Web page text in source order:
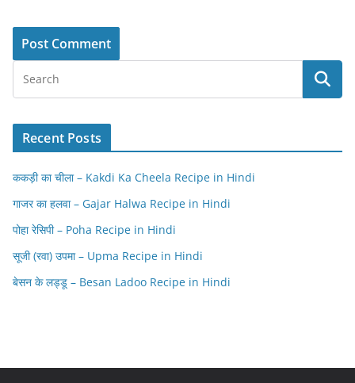
Recent Posts
ककड़ी का चीला – Kakdi Ka Cheela Recipe in Hindi
गाजर का हलवा – Gajar Halwa Recipe in Hindi
पोहा रेसिपी – Poha Recipe in Hindi
सूजी (रवा) उपमा – Upma Recipe in Hindi
बेसन के लड्डू – Besan Ladoo Recipe in Hindi